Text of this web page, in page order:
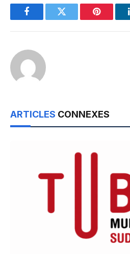
FacebookTwitter Pinterest
ARTICLES CONNEXES